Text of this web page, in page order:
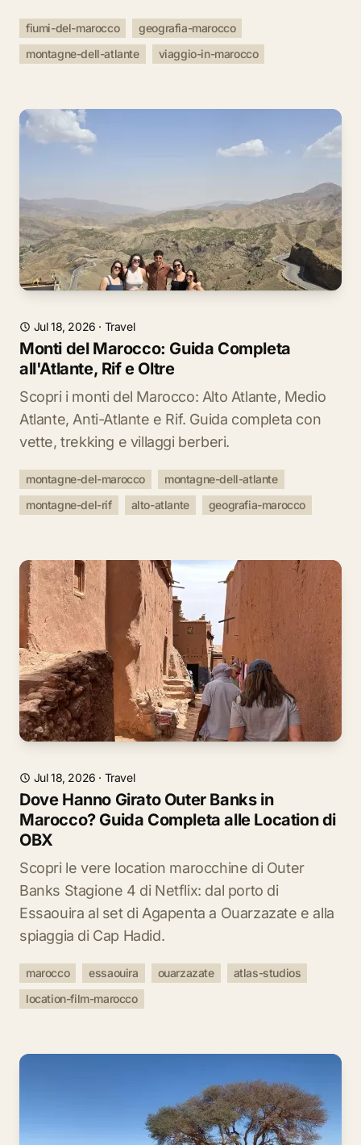
fiumi-del-marocco
geografia-marocco
montagne-dell-atlante
viaggio-in-marocco
Jul 18, 2026 · Travel
Monti del Marocco: Guida Completa
all'Atlante, Rif e Oltre
Scopri i monti del Marocco: Alto Atlante, Medio
Atlante, Anti-Atlante e Rif. Guida completa con
vette, trekking e villaggi berberi.
montagne-del-marocco
montagne-dell-atlante
montagne-del-rif
alto-atlante geografia-marocco
Jul 18, 2026 · Travel
Dove Hanno Girato Outer Banks in
Marocco? Guida Completa alle Location di
OBX
Scopri le vere location marocchine di Outer
Banks Stagione 4 di Netflix: dal porto di
Essaouira al set di Agapenta a Ouarzazate e alla
spiaggia di Cap Hadid.
marocco essaouira ouarzazate
atlas-studios
location-film-marocco